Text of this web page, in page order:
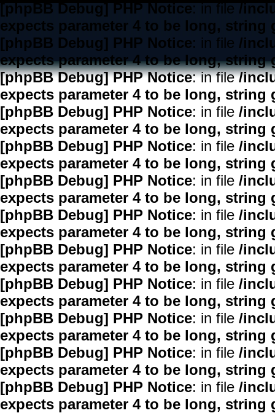
[phpBB Debug] PHP Notice: in file/
expects parameter 4 to be long, string
[phpBB Debug] PHP Notice: in file /
expects parameter 4 to be long, string
[phpBB Debug] PHP Notice: in file/
expects parameter 4 to be long, string
[phpBB Debug] PHP Notice: in file /
expects parameter 4 to be long, string
[phpBB Debug] PHP Notice: in file /
expects parameter 4 to be long, string
[phpBB Debug] PHP Notice: in file /
expects parameter 4 to be long, string
[phpBB Debug] PHP Notice: in file /
expects parameter 4 to be long, string
[phpBB Debug] PHP Notice: in file /
expects parameter 4 to be long, string
[phpBB Debug] PHP Notice: in file /
expects parameter 4 to be long, string
[phpBB Debug] PHP Notice: in file /
expects parameter 4 to be long, string
[phpBB Debug] PHP Notice: in file /
expects parameter 4 to be long, string
[phpBB Debug] PHP Notice: in file /
expects parameter 4 to be long, string